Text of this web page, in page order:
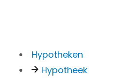
Hypotheken
Hypotheek